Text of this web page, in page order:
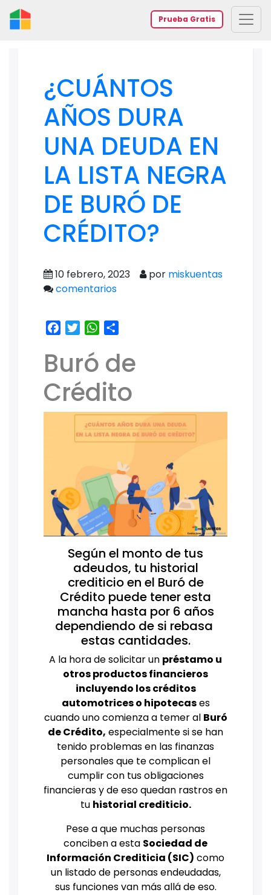
Prueba Gratis
¿CUÁNTOS
AÑOS DURA
UNA DEUDA EN
LA LISTA NEGRA
DE BURÓ DE
CRÉDITO?
10 febrero, 2023 por miskuentas
comentarios
Facebook
TwitterWhatsApp
Buró de
Crédito
Según el monto de tus
adeudos, tu historial
crediticio en el Buró de
Crédito puede tener esta
mancha hasta por 6 años
dependiendo de si rebasa
estas cantidades.
A la hora de solicitar un préstamo u
otros productos financieros
incluyendo los créditos
automotrices o hipotecases
cuando uno comienza a temer al Buró
de Crédito, especialmente si se han
tenido problemas en las finanzas
personales que te complican el
cumplir con tus obligaciones
financieras y de eso quedan rastros en
tu historial crediticio.
Pese a que muchas personas
conciben a esta Sociedad de
Información Crediticia (SIC) como
un listado de personas endeudadas,
sus funciones van más allá de eso.